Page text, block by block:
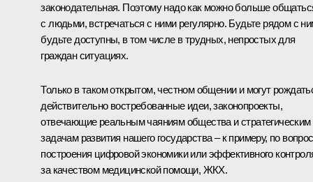
законодательная. Поэтому надо как можно больше
с людьми, встречаться с ними регулярно. Будьте рядом с
будьте доступны, в том числе в трудных, непростых для
граждан ситуациях.
Только в таком открытом, честном общении и могут
действительно востребованные идеи, законопроекты,
отвечающие реальным чаяниям общества и стратегическим
задачам развития нашего государства – к примеру, по
построения цифровой экономики или эффективного
за качеством медицинской помощи, ЖКХ.